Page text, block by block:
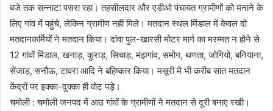
बजे तक सन्नाटा पसरा रहा। तहसीलदार और एडीओ पंचायत ग्रामीणों को मनाने के
लिए गांव में पहुंचे, लेकिन ग्रामीण नहीं मिले। मतदान स्थल मिंडाल में केवल दो
मतदानकर्मियों ने मतदान किया। दांवा पुल-खारसी मोटर मार्ग का मरम्मत न होने से
12 गांवों मिंडाल, खनाड़, कुराड़, सिचाड़, मंझगांव, समोग, थणता, जोगियो, बनियाना,
सेंजाड़, सनौऊ, टावरा आदि ने बहिष्कार किया। मसूरी में भी करीब सात मतदान
केंद्रों पर इक्का-दुक्का ही वोट पड़े।
चमोली : चमोली जनपद में आठ गांवों के ग्रामीणों ने मतदान से दूरी बनाए रखी।